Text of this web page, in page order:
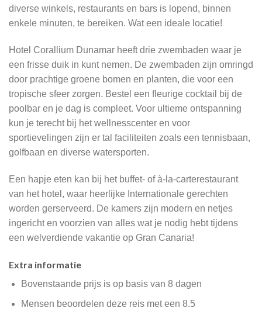
diverse winkels, restaurants en bars is lopend, binnen
enkele minuten, te bereiken. Wat een ideale locatie!
Hotel Corallium Dunamar heeft drie zwembaden waar je
een frisse duik in kunt nemen. De zwembaden zijn omringd
door prachtige groene bomen en planten, die voor een
tropische sfeer zorgen. Bestel een fleurige cocktail bij de
poolbar en je dag is compleet. Voor ultieme ontspanning
kun je terecht bij het wellnesscenter en voor
sportievelingen zijn er tal faciliteiten zoals een tennisbaan,
golfbaan en diverse watersporten.
Een hapje eten kan bij het buffet- of à-la-carterestaurant
van het hotel, waar heerlijke Internationale gerechten
worden gerserveerd. De kamers zijn modern en netjes
ingericht en voorzien van alles wat je nodig hebt tijdens
een welverdiende vakantie op Gran Canaria!
Extra informatie
Bovenstaande prijs is op basis van 8 dagen
Mensen beoordelen deze reis met een 8.5